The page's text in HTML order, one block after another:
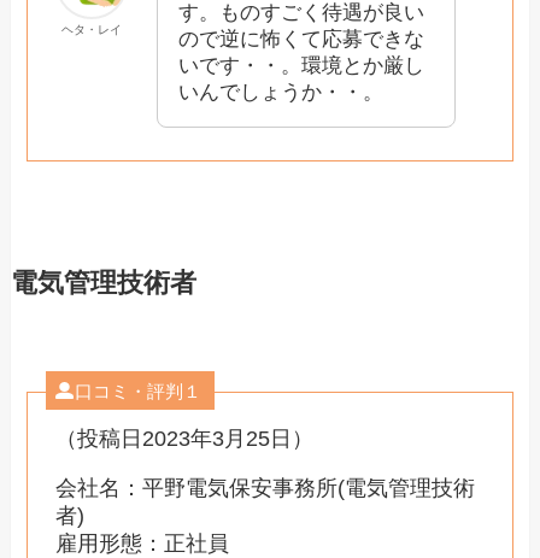
ヘタ・レイ
す。ものすごく待遇が良い
ので逆に怖くて応募できな
いです・・。環境とか厳し
いんでしょうか・・。
電気管理技術者
口コミ・評判１
（投稿日2023年3月25日）
会社名：平野電気保安事務所(電気管理技術
者)
雇用形態：正社員